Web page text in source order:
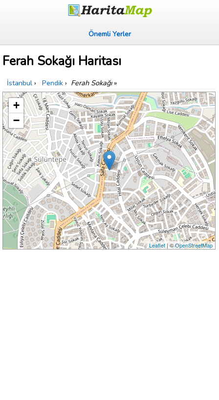
Önemli Yerler
Ferah Sokağı Haritası
İstanbul › Pendik › Ferah Sokağı»
+
−
Leaflet| ©OpenStreetMap